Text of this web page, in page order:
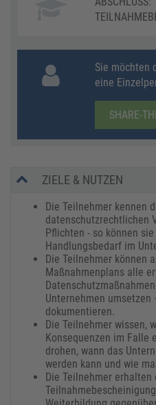
Sie möchten
eine
SHARE-
ZIELE & NUTZEN
Die Teilnehmer kennen
datenschutzrechtlichen
Pflichten - so können
Handlungsbedarf im
Die Teilnehmer können
Maßnahmenplans alle
Unternehmen
dokumentieren.
Die Teilnehmer wissen,
Konsequenzen im Falle
drohen, wann das
werden kann und wie
Die Teilnehmer erhalten